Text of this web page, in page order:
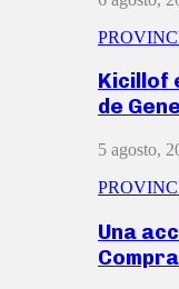
Kicillof
de
5 agosto,
Una